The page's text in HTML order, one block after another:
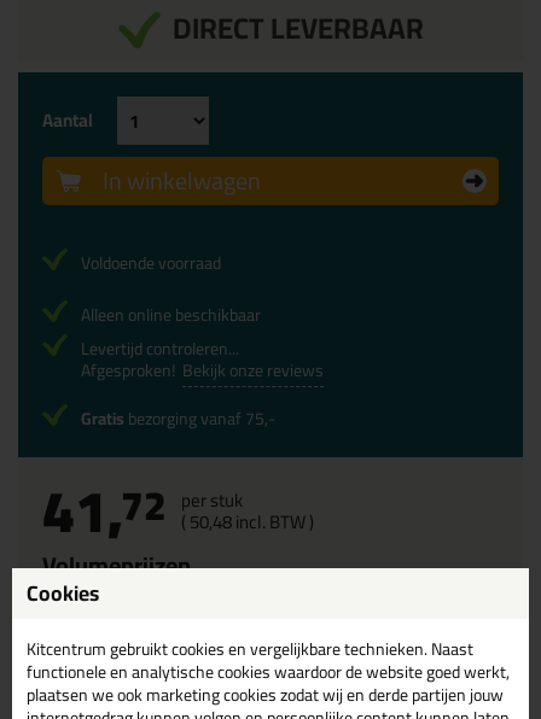
DIRECT LEVERBAAR
41,72 per stuk
(50,48incl. BTW )
Volumeprijzen
3x38,51
Waarom dit product?
Aantal
In winkelwagen
Voldoende voorraad
Alleen online beschikbaar
Levertijd controleren...
Afgesproken! Bekijk onze reviews
Gratisbezorging vanaf 75,-
Cookies
Kitcentrum gebruikt cookies en vergelijkbare technieken. Naast
functionele en analytische cookies waardoor de website goed werkt,
plaatsen we ook marketing cookies zodat wij en derde partijen jouw